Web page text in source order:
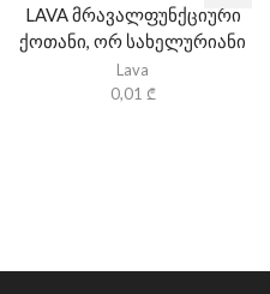
LAVA მრავალფუნქციური
ქოთანი, ორ სახელურიანი
Lava
0,01 ₾